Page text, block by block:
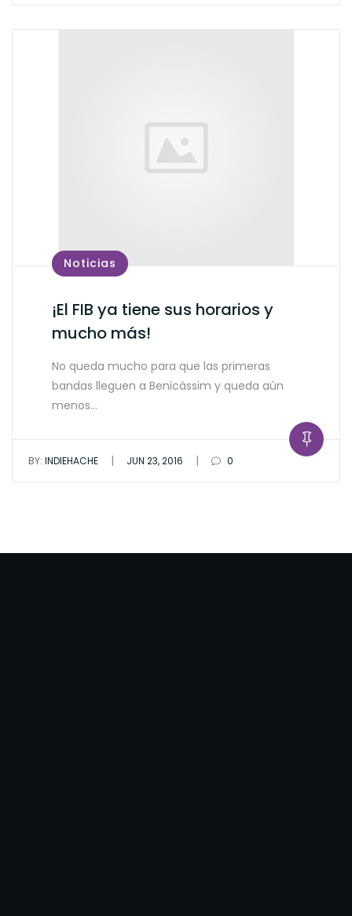
Noticias
¡El FIB ya tiene sus horarios y
mucho más!
No queda mucho para que las primeras
bandas lleguen a Benicàssim y queda aún
menos…
BY: INDIEHACHE | JUN 23, 2016 | 0